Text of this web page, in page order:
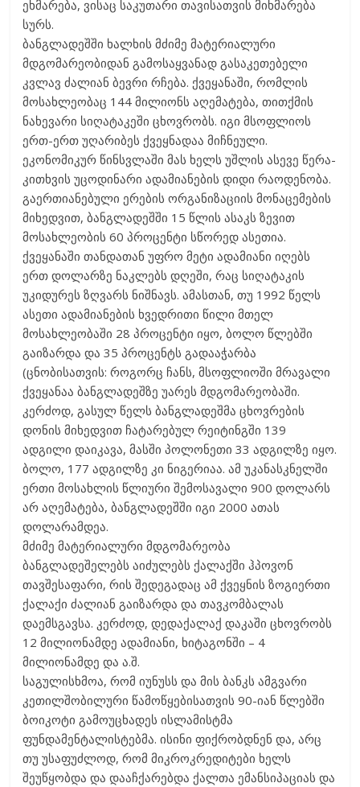
ეხმარება, ვისაც საკუთარი თავისათვის მიხმარება
სურს.
ბანგლადეშში ხალხის მძიმე მატერიალური
მდგომარეობიდან გამოსაყვანად გასაკეთებელი
კვლავ ძალიან ბევრი რჩება. ქვეყანაში, რომლის
მოსახლეობაც 144 მილიონს აღემატება, თითქმის
ნახევარი სიღატაკეში ცხოვრობს. იგი მსოფლიოს
ერთ-ერთ უღარიბეს ქვეყნადაა მიჩნეული.
ეკონომიკურ წინსვლაში მას ხელს უშლის ასევე წერა-
კითხვის უცოდინარი ადამიანების დიდი რაოდენობა.
გაერთიანებული ერების ორგანიზაციის მონაცემების
მიხედვით, ბანგლადეშში 15 წლის ასაკს ზევით
მოსახლეობის 60 პროცენტი სწორედ ასეთია.
ქვეყანაში თანდათან უფრო მეტი ადამიანი იღებს
ერთ დოლარზე ნაკლებს დღეში, რაც სიღატაკის
უკიდურეს ზღვარს ნიშნავს. ამასთან, თუ 1992 წელს
ასეთი ადამიანების ხვედრითი წილი მთელ
მოსახლეობაში 28 პროცენტი იყო, ბოლო წლებში
გაიზარდა და 35 პროცენტს გადააჭარბა
(ცნობისათვის: როგორც ჩანს, მსოფლიოში მრავალი
ქვეყანაა ბანგლადეშზე უარეს მდგომარეობაში.
კერძოდ, გასულ წელს ბანგლადეშმა ცხოვრების
დონის მიხედვით ჩატარებულ რეიტინგში 139
ადგილი დაიკავა, მასში პოლონეთი 33 ადგილზე იყო.
ბოლო, 177 ადგილზე კი ნიგერიაა. ამ უკანასკნელში
ერთი მოსახლის წლიური შემოსავალი 900 დოლარს
არ აღემატება, ბანგლადეშში იგი 2000 ათას
დოლარამდეა.
მძიმე მატერიალური მდგომარეობა
ბანგლადეშელებს აიძულებს ქალაქში ჰპოვონ
თავშესაფარი, რის შედეგადაც ამ ქვეყნის ზოგიერთი
ქალაქი ძალიან გაიზარდა და თავკომბალას
დაემსგავსა. კერძოდ, დედაქალაქ დაკაში ცხოვრობს
12 მილიონამდე ადამიანი, ხიტაგონში – 4
მილიონამდე და ა.შ.
საგულისხმოა, რომ იუნუსს და მის ბანკს ამგვარი
კეთილშობილური წამოწყებისათვის 90-იან წლებში
ბოიკოტი გამოუცხადეს ისლამისტმა
ფუნდამენტალისტებმა. ისინი ფიქრობდნენ და, არც
თუ უსაფუძლოდ, რომ მიკროკრედიტები ხელს
შეუწყობდა და დააჩქარებდა ქალთა ემანსიპაციას და